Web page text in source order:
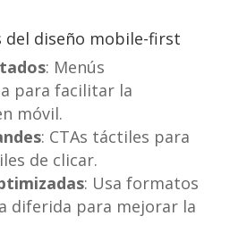
del diseño mobile-first
: Menús
para facilitar la
móvil.
: CTAs táctiles para
de clicar.
: Usa formatos
diferida para mejorar la